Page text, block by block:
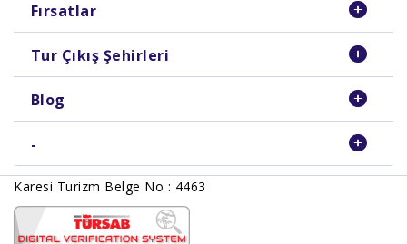
Fırsatlar
Tur Çıkış Şehirleri
Blog
-
Karesi Turizm Belge No : 4463